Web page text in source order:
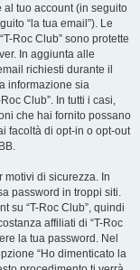
al tuo account (in seguito
“la tua email”). Le
Roc Club” sono protette
In aggiunta alle
richiesti durante il
informazione sia
Club”. In tutti i casi,
che hai fornito possano
facoltà di opt-in o opt-out
di sicurezza. In
password in troppi siti.
su “T-Roc Club”, quindi
affiliati di “T-Roc
la tua password. Nel
“Ho dimenticato la